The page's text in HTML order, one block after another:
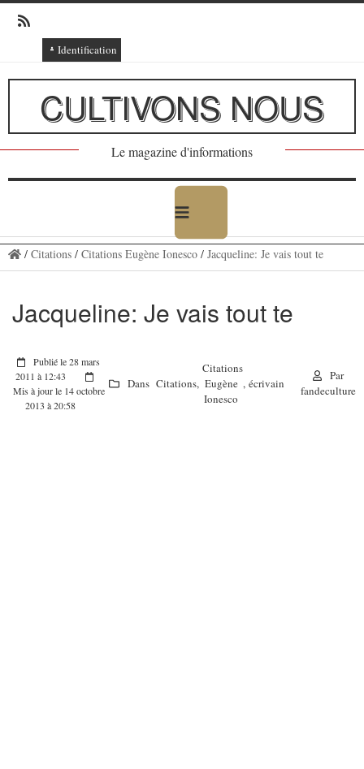
Identification
Connexion
Connexion via Facebook
Inscription
Ajout texte ou poème
CULTIVONS NOUS
Le magazine d'informations
/ Citations/ Citations Eugène Ionesco/ Jacqueline: Je vais tout te
Jacqueline: Je vais tout te
Publié le 28 mars
2011 à 12:43
Mis à jour le 14 octobre
2013 à 20:58
Dans Citations,
Citations
Eugène
Ionesco
, écrivain
Par
fandeculture